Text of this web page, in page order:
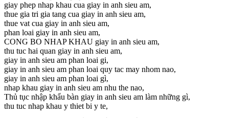
giay phep nhap khau cua giay in anh sieu am,
thue gia tri gia tang cua giay in anh sieu am,
thue vat cua giay in anh sieu am,
phan loai giay in anh sieu am,
CONG BO NHAP KHAU giay in anh sieu am,
thu tuc hai quan giay in anh sieu am,
giay in anh sieu am phan loai gi,
giay in anh sieu am phan loai quy tac may nhom nao,
giay in anh sieu am phan loai gì,
nhap khau giay in anh sieu am nhu the nao,
Thủ tục nhập khẩu bàn giay in anh sieu am làm những gì,
thu tuc nhap khau y thiet bi y te,